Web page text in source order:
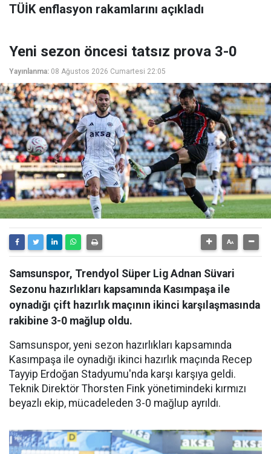
TÜİK enflasyon rakamlarını açıkladı
Yeni sezon öncesi tatsız prova 3-0
Yayınlanma: 08 Ağustos 2026 Cumartesi 22:05
Samsunspor, Trendyol Süper Lig Adnan Süvari
Sezonu hazırlıkları kapsamında Kasımpaşa ile
oynadığı çift hazırlık maçının ikinci karşılaşmasında
rakibine 3-0 mağlup oldu.
Samsunspor, yeni sezon hazırlıkları kapsamında
Kasımpaşa ile oynadığı ikinci hazırlık maçında Recep
Tayyip Erdoğan Stadyumu'nda karşı karşıya geldi.
Teknik Direktör Thorsten Fink yönetimindeki kırmızı
beyazlı ekip, mücadeleden 3-0 mağlup ayrıldı.